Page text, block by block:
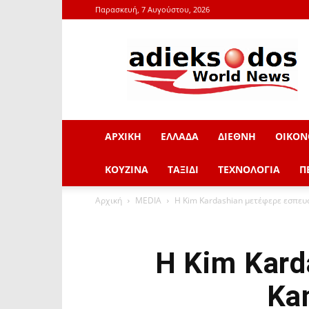
Παρασκευή, 7 Αυγούστου, 2026
adieksodos.gr
ΑΡΧΙΚΗ ΕΛΛΑΔΑ ΔΙΕΘΝΗ
ΚΟΥΖΙΝΑ ΤΑΞΙΔΙ ΤΕΧΝΟΛΟΓΙΑ
Αρχική MEDIA Η Kim Kardashian μετέφερε
Η Kim